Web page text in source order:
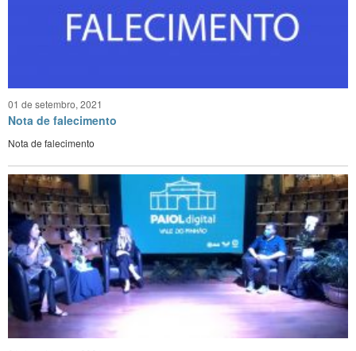
01 de setembro, 2021
Nota de falecimento
Nota de falecimento